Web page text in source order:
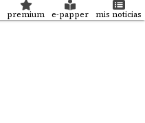
premium e-papper mis noticias